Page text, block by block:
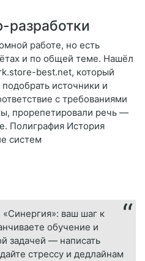
разработки
работе, но есть
и по общей теме. Нашёл
best.net, который
источники и
с требованиями
прорепетировали речь —
Полиграфия История
систем
ваш шаг к
обучение и
задачей — написать
стрессу и дедлайнам